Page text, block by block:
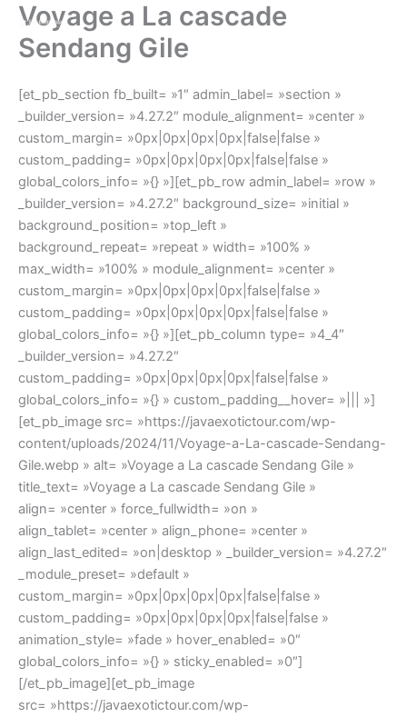
Aller
contenu
Voyage a La cascade
Sendang Gile
[et_pb_section fb_built= »1″ admin_label= »section »
_builder_version= »4.27.2″ module_alignment= »center »
custom_margin= »0px|0px|0px|0px|false|false »
custom_padding= »0px|0px|0px|0px|false|false »
global_colors_info= »{} »][et_pb_row admin_label= »row »
_builder_version= »4.27.2″ background_size= »initial »
background_position= »top_left »
background_repeat= »repeat » width= »100% »
max_width= »100% » module_alignment= »center »
custom_margin= »0px|0px|0px|0px|false|false »
custom_padding= »0px|0px|0px|0px|false|false »
global_colors_info= »{} »][et_pb_column type= »4_4″
_builder_version= »4.27.2″
custom_padding= »0px|0px|0px|0px|false|false »
global_colors_info= »{} » custom_padding__hover= »||| »]
[et_pb_image src= »https://javaexotictour.com/wp-
content/uploads/2024/11/Voyage-a-La-cascade-Sendang-
Gile.webp » alt= »Voyage a La cascade Sendang Gile »
title_text= »Voyage a La cascade Sendang Gile »
align= »center » force_fullwidth= »on »
align_tablet= »center » align_phone= »center »
align_last_edited= »on|desktop » _builder_version= »4.27.2″
_module_preset= »default »
custom_margin= »0px|0px|0px|0px|false|false »
custom_padding= »0px|0px|0px|0px|false|false »
animation_style= »fade » hover_enabled= »0″
global_colors_info= »{} » sticky_enabled= »0″]
[/et_pb_image][et_pb_image
src= »https://javaexotictour.com/wp-